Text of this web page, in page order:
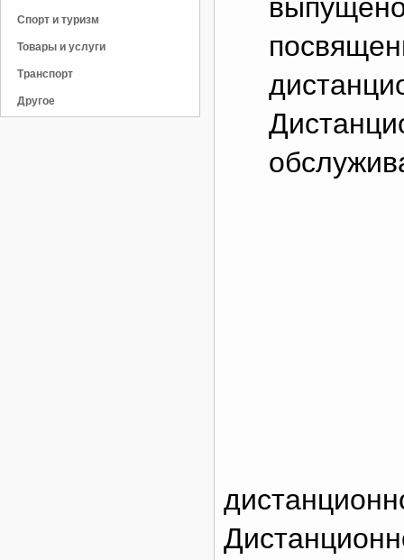
Спорт и туризм
Товары и услуги
Транспорт
Другое